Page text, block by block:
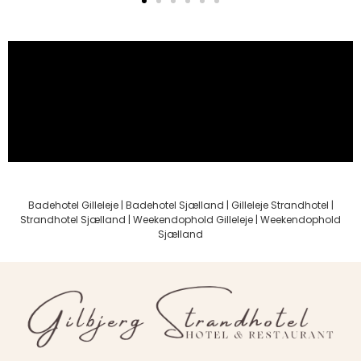
Badehotel Gilleleje| Badehotel Sjælland | Gilleleje Strandhotel |
Strandhotel Sjælland | Weekendophold Gilleleje | Weekendophold
Sjælland